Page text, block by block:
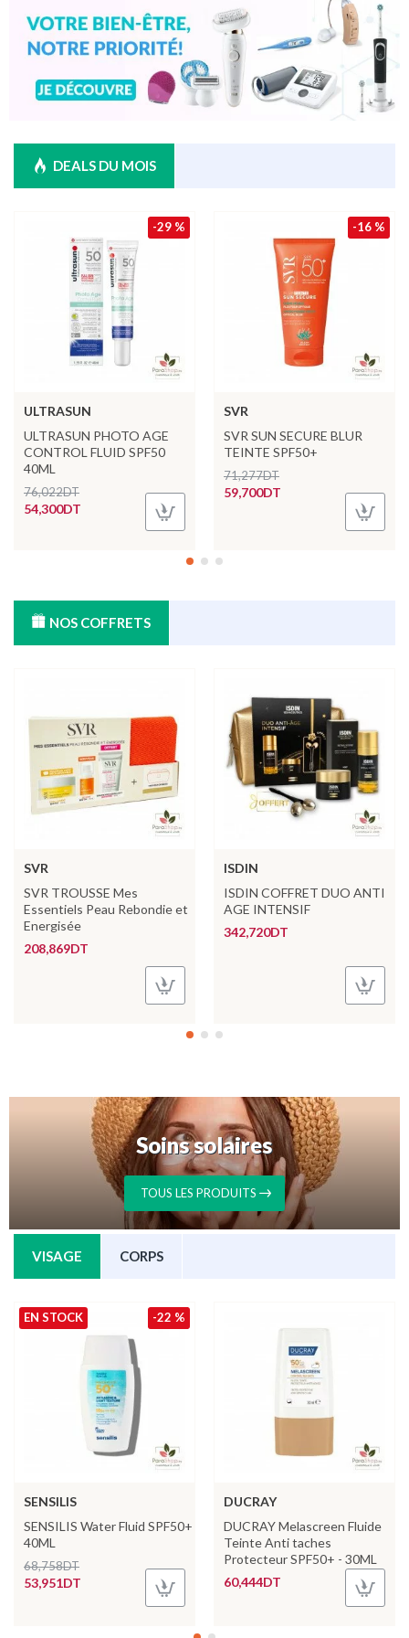
DEALS DU MOIS
-29 %
ULTRASUN
ULTRASUN PHOTO AGE
CONTROL FLUID SPF50
40ML
54,300DT
76,022DT
-16 %
SVR
SVR SUN SECURE BLUR
TEINTE SPF50+
59,700DT
71,277DT
NOS COFFRETS
SVR
SVR TROUSSE Mes
Essentiels Peau Rebondie et
Energisée
208,869DT
ISDIN
ISDIN COFFRET DUO ANTI
AGE INTENSIF
342,720DT
Soins solaires
TOUS LES PRODUITS
VISAGE CORPS
-22 %
EN STOCK
SENSILIS
SENSILIS Water Fluid SPF50+
40ML
53,951DT
68,758DT
DUCRAY
DUCRAY Melascreen Fluide
Teinte Anti taches
Protecteur SPF50+ - 30ML
60,444DT